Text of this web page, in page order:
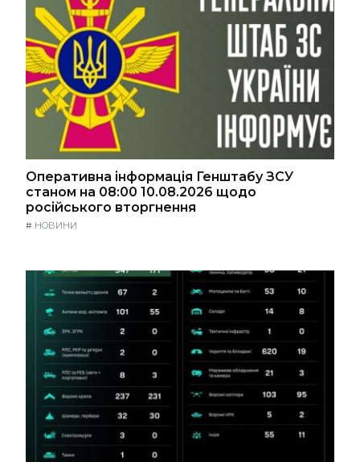
Оперативна інформація Генштабу ЗСУ
станом на 08:00 10.08.2026 щодо
російського вторгнення
# НОВИНИ